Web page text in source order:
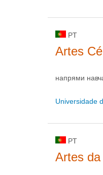
PT
Artes
напрями
Universidade
PT
Artes